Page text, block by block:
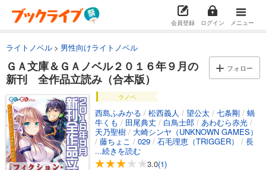
会員登録 ログイン メニュー
ライトノベル 男性向けライトノベル
ＧＡ文庫＆ＧＡノベル２０１６年９月の
新刊 全作品立読み（合本版）
フォロー
ラノベ
西島ふみかる / 松西義人 / 望公太 / 七条剛 / 蝸
牛くも / 田尾典丈 / 白鳥士郎 / あわむら赤光 /
天乃聖樹 / 大崎シンヤ（UNKNOWN GAMES）
/ 藤ちょこ / 029 / 石毛理恵（TRIGGER） / 長
谷川哲也（TRIGGER）
/ReDrop/しらび/卵の黄身
...続きを読む
3.0(1)